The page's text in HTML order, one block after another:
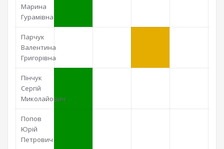
Марина
Гурамівна
Парчук
Валентина
Григорівна
Пінчук
Сергій
Миколайович
Попов
Юрій
Петрович